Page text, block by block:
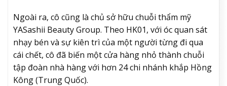
Ngoài ra, cô cũng là chủ sở hữu chuỗi thẩm mỹ
YASashii Beauty Group. Theo HK01, với óc quan sát
nhạy bén và sự kiên trì của một người từng đi qua
cái chết, cô đã biến một cửa hàng nhỏ thành chuỗi
tập đoàn nhà hàng với hơn 24 chi nhánh khắp Hồng
Kông (Trung Quốc).